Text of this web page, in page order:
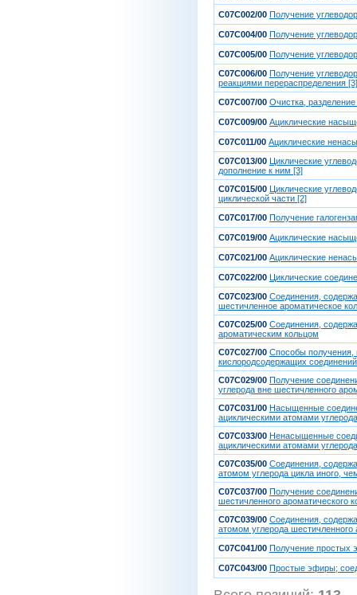
C07C002/00 Получение
C07C004/00 Получение
C07C005/00 Получение
C07C006/00 Получение
реакциями перераспределения [3]
C07C007/00 Очистка,
C07C009/00 Ациклические
C07C011/00 Ациклические
C07C013/00 Циклические
дополнение к ним [3]
C07C015/00 Циклические
циклической части [2]
C07C017/00 Получение
C07C019/00 Ациклические
C07C021/00 Ациклические
C07C022/00 Циклические
C07C023/00 Соединения,
шестичленное ароматическое
C07C025/00 Соединения,
ароматическим кольцом
C07C027/00 Способы получения,
кислородсодержащих соединений
C07C029/00 Получение
углерода вне шестичленного
C07C031/00 Насыщенные
ациклическими атомами углерода
C07C033/00 Ненасыщенные
ациклическими атомами углерода
C07C035/00 Соединения,
атомом углерода цикла иного,
C07C037/00 Получение
шестичленного ароматического
C07C039/00 Соединения,
атомом углерода шестичленного
C07C041/00 Получение простых
C07C043/00 Простые эфиры;